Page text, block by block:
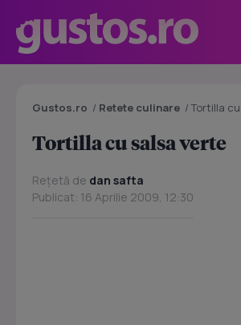
Gustos.ro / Retete culinare /Tortilla
Tortilla cu salsa verte
Rețetă de dan safta
Publicat: 16 Aprilie 2009, 12:30